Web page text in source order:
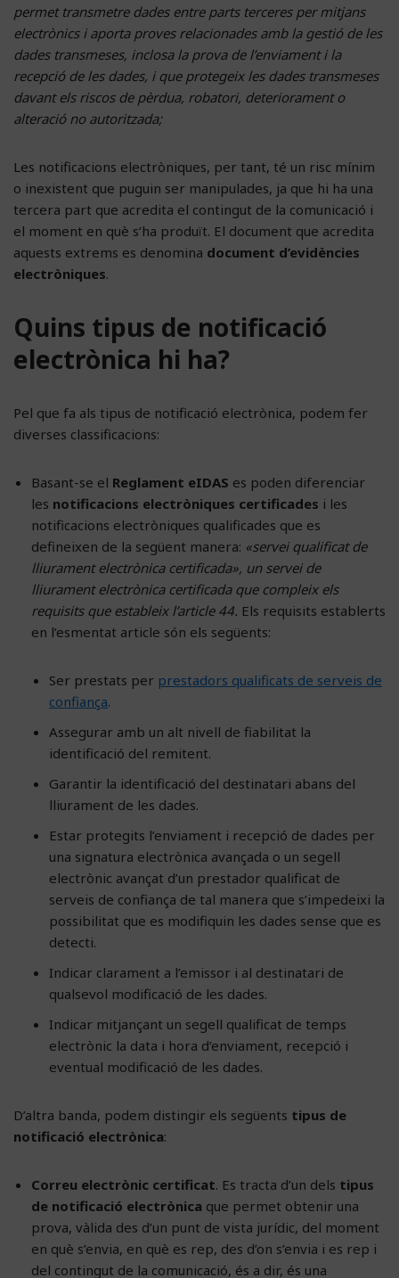
permet transmetre dades entre parts terceres per mitjans
electrònics i aporta proves relacionades amb la gestió de les
dades transmeses, inclosa la prova de l’enviament i la
recepció de les dades, i que protegeix les dades transmeses
davant els riscos de pèrdua, robatori, deteriorament o
alteració no autoritzada;
Les notificacions electròniques, per tant, té un risc mínim
o inexistent que puguin ser manipulades, ja que hi ha una
tercera part que acredita el contingut de la comunicació i
el moment en què s’ha produït. El document que acredita
aquests extrems es denomina document d’evidències
electròniques.
Quins tipus de notificació
electrònica hi ha?
Pel que fa als tipus de notificació electrònica, podem fer
diverses classificacions:
Basant-se el Reglament eIDAS es poden diferenciar
les notificacions electròniques certificades i les
notificacions electròniques qualificades que es
defineixen de la següent manera: «servei qualificat de
lliurament electrònica certificada», un servei de
lliurament electrònica certificada que compleix els
requisits que estableix l’article 44. Els requisits establerts
en l’esmentat article són els següents:
Ser prestats per prestadors qualificats de serveis de
confiança.
Assegurar amb un alt nivell de fiabilitat la
identificació del remitent.
Garantir la identificació del destinatari abans del
lliurament de les dades.
Estar protegits l’enviament i recepció de dades per
una signatura electrònica avançada o un segell
electrònic avançat d’un prestador qualificat de
serveis de confiança de tal manera que s’impedeixi la
possibilitat que es modifiquin les dades sense que es
detecti.
Indicar clarament a l’emissor i al destinatari de
qualsevol modificació de les dades.
Indicar mitjançant un segell qualificat de temps
electrònic la data i hora d’enviament, recepció i
eventual modificació de les dades.
D’altra banda, podem distingir els següents tipus de
notificació electrònica:
Correu electrònic certificat. Es tracta d’un dels tipus
de notificació electrònica que permet obtenir una
prova, vàlida des d’un punt de vista jurídic, del moment
en què s’envia, en què es rep, des d’on s’envia i es rep i
del contingut de la comunicació, és a dir, és una